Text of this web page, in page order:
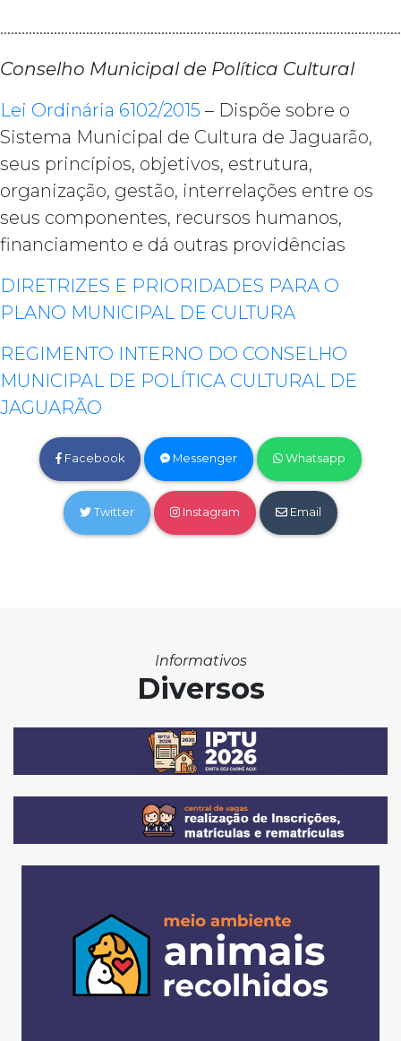
Conselho Municipal de Política Cultural
Lei Ordinária 6102/2015 – Dispõe sobre o
Sistema Municipal de Cultura de Jaguarão,
seus princípios, objetivos, estrutura,
organização, gestão, interrelações entre os
seus componentes, recursos humanos,
financiamento e dá outras providências
DIRETRIZES E PRIORIDADES PARA O
PLANO MUNICIPAL DE CULTURA
REGIMENTO INTERNO DO CONSELHO
MUNICIPAL DE POLÍTICA CULTURAL DE
JAGUARÃO
Facebook Messenger Whatsapp
Twitter Instagram Email
Informativos
Diversos